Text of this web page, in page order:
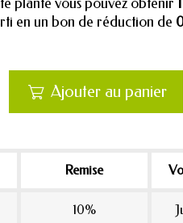
en un bon de réduction de
 Ajouter au panier
Remise
10%